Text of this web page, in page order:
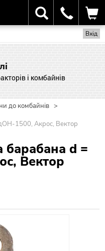
Вхід
і комбайнів
до комбайнів >
1500, Акрос, Вектор
барабана d =
Вектор